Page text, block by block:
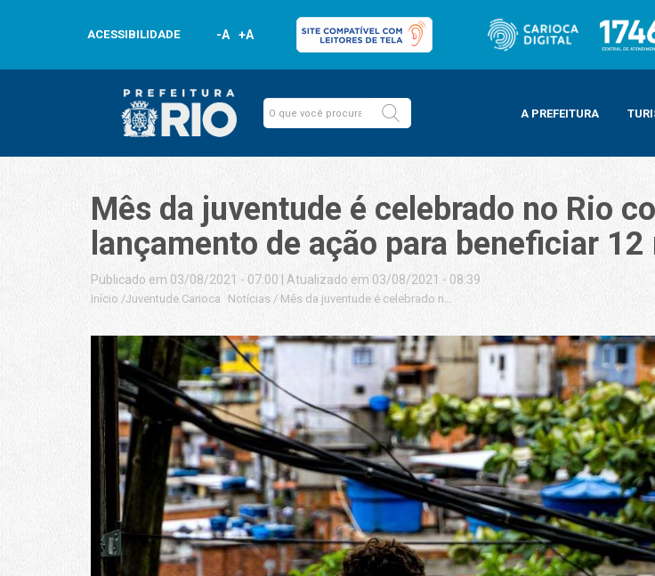
ACESSIBILIDADE -A +A
A PREFEITURA
Mês da juventude é celebrado no Rio
lançamento de ação para beneficiar
Publicado em 03/08/2021 - 07:00 Atualizado em 03/08/2021 - 08:39
Início /Juventude Carioca Notícias / Mês da juventude é celebrado no Rio com programação que inclui